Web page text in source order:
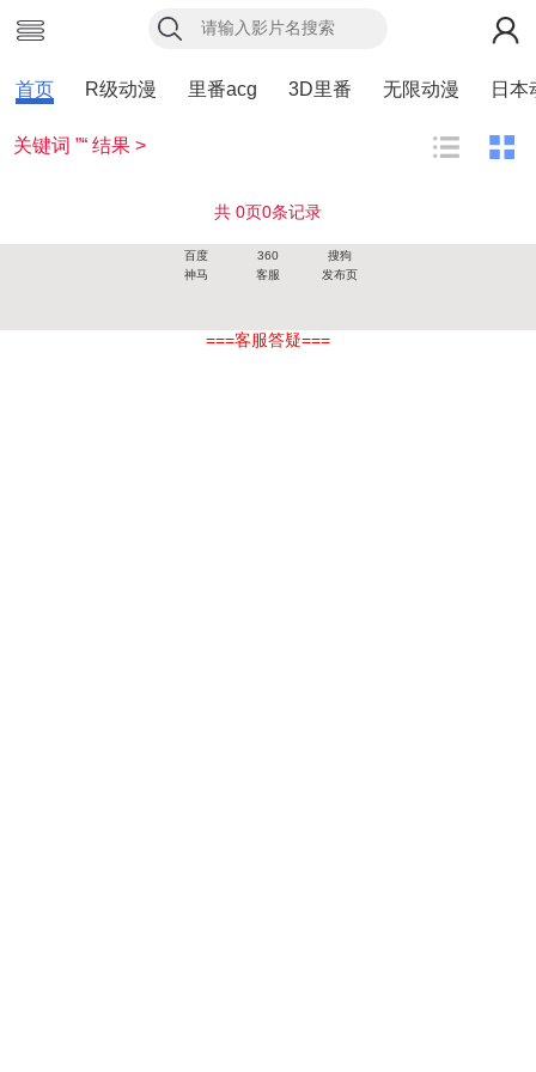
首页 R级动漫 里番acg 3D里番 无限动漫 日本
关键词 ”“ 结果 >
共 0页0条记录
百度 360
搜狗
神马
客服 发布页
===客服答疑===